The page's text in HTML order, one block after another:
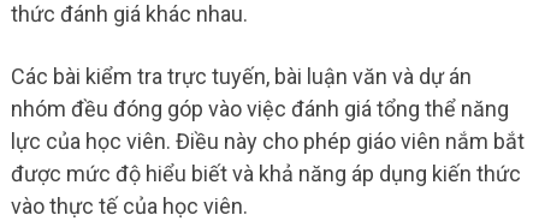
thức đánh giá khác nhau.
Các bài kiểm tra trực tuyến, bài luận văn và dự án
nhóm đều đóng góp vào việc đánh giá tổng thể năng
lực của học viên. Điều này cho phép giáo viên nắm bắt
được mức độ hiểu biết và khả năng áp dụng kiến thức
vào thực tế của học viên.